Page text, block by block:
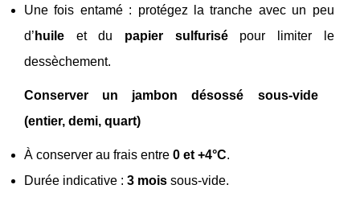
Une fois entamé : protégez la tranche avec un peu
d’ huile et du papier sulfurisépour limiter le
dessèchement.
Conserver un jambon désossé sous-vide
(entier, demi, quart)
À conserver au frais entre 0 et +4°C.
Durée indicative : 3 mois sous-vide.